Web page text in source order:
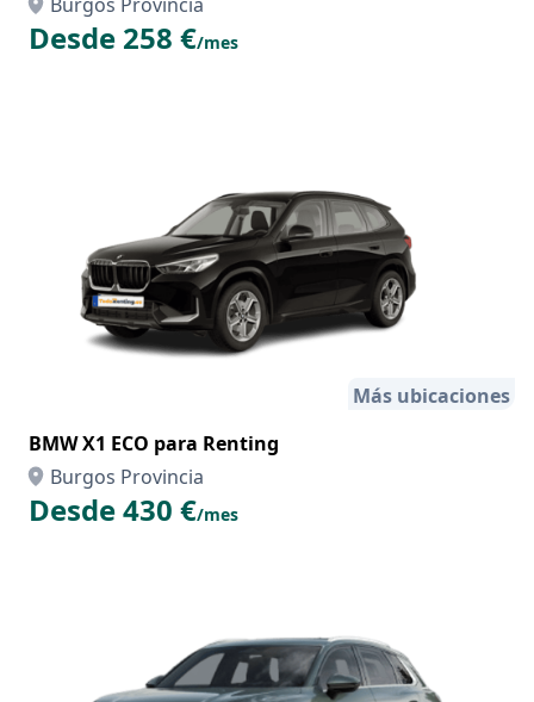
Desde 258 €/mes
Más ubicaciones
BMW X1 ECO para Renting
Burgos Provincia
Desde 430 €/mes